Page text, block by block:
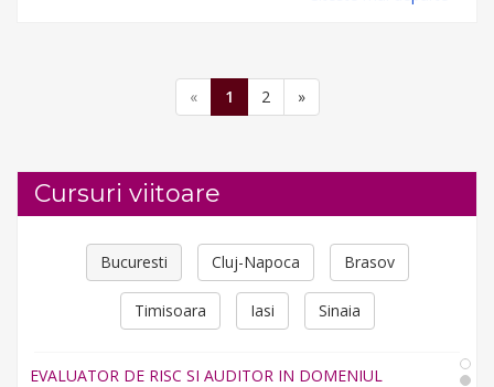
« 1 2 »
Cursuri viitoare
Bucuresti Cluj-Napoca Brasov
Timisoara Iasi Sinaia
OPERATOR CALCULATOR ELECTRONIC SI RETELE -
AUTORIZAT ANC
Detalii curs
EVALUATOR DE RISC SI AUDITOR IN DOMENIUL